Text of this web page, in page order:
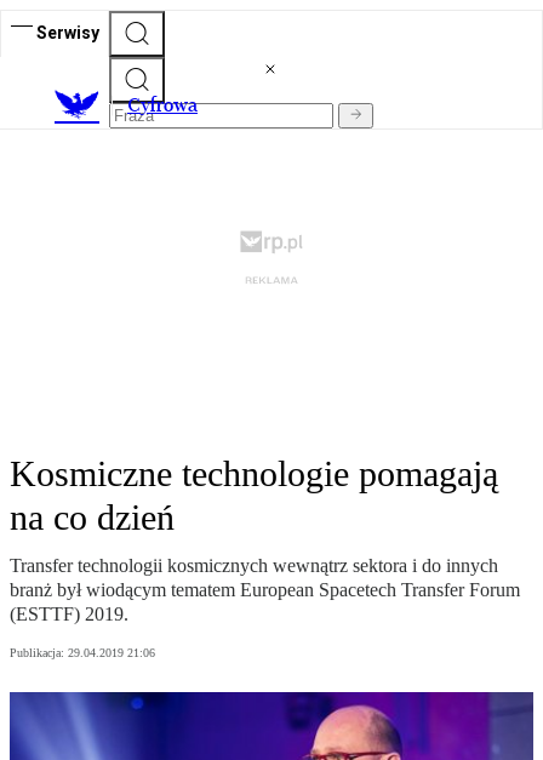
Serwisy
Cyfrowa
Kosmiczne technologie pomagają
na co dzień
Transfer technologii kosmicznych wewnątrz sektora i do innych
branż był wiodącym tematem European Spacetech Transfer Forum
(ESTTF) 2019.
Publikacja: 29.04.2019 21:06